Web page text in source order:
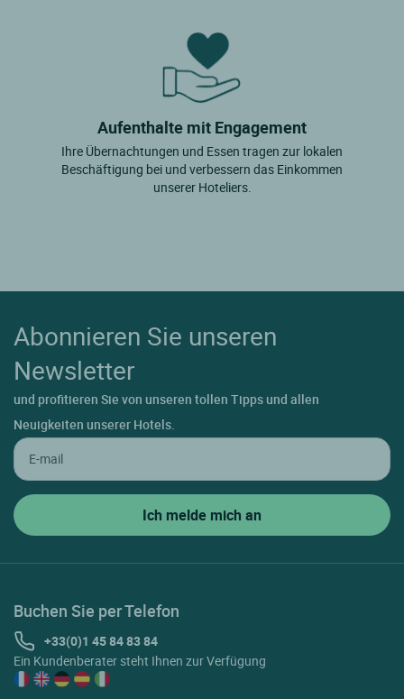
Aufenthalte mit Engagement
Ihre Übernachtungen und Essen tragen zur lokalen
Beschäftigung bei und verbessern das Einkommen
unserer Hoteliers.
Abonnieren Sie unseren
Newsletter
und profitieren Sie von unseren tollen Tipps und allen
Neuigkeiten unserer Hotels.
Buchen Sie per Telefon
+33(0)1 45 84 83 84
Ein Kundenberater steht Ihnen zur Verfügung